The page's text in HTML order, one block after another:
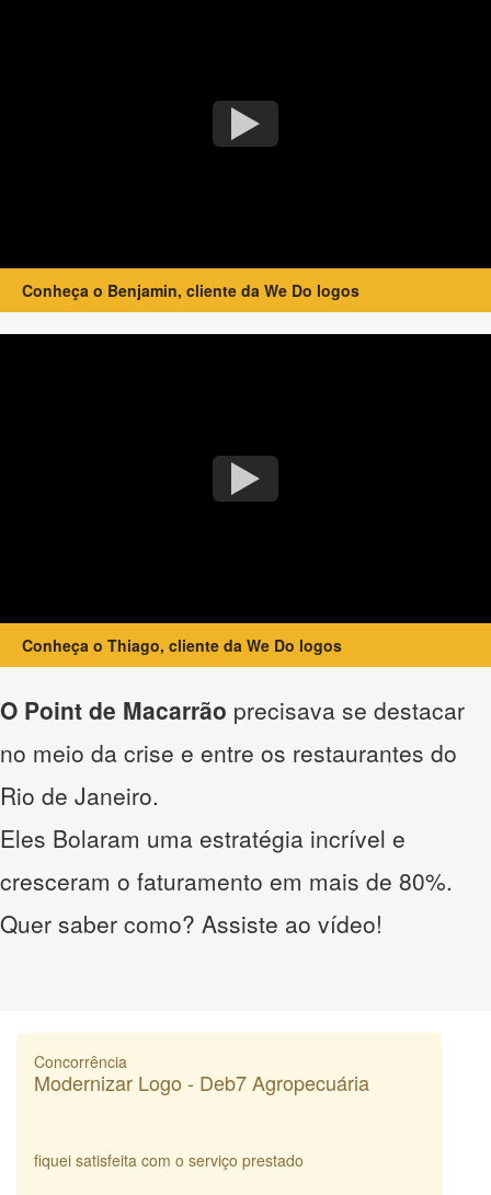
Conheça o Benjamin, cliente da We Do logos
Conheça o Thiago, cliente da We Do logos
O Point de Macarrão precisava se destacar
no meio da crise e entre os restaurantes do
Rio de Janeiro.
Eles Bolaram uma estratégia incrível e
cresceram o faturamento em mais de 80%.
Quer saber como? Assiste ao vídeo!
Concorrência
Modernizar Logo - Deb7 Agropecuária
fiquei satisfeita com o serviço prestado